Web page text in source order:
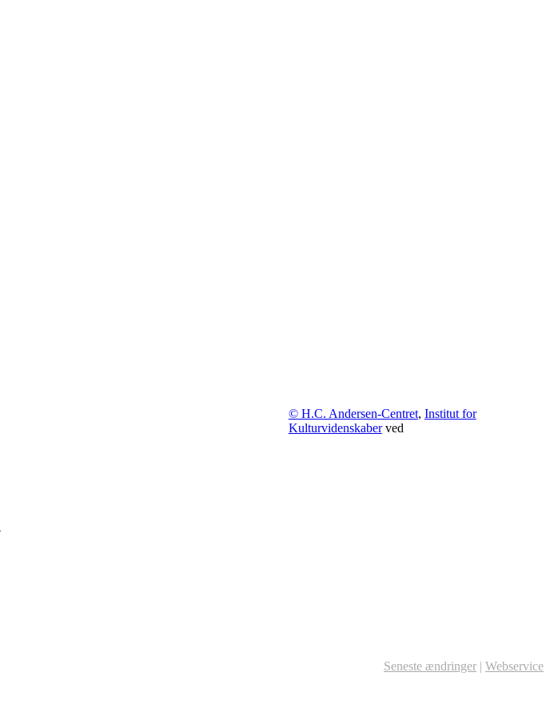
© H.C. Andersen-Centret, Institut for
Kulturvidenskaberved
Seneste ændringer | Webservice